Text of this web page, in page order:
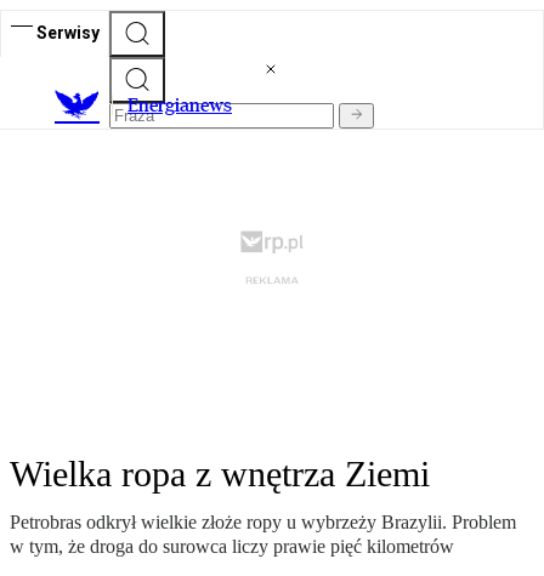
Serwisy
Energianews
Wielka ropa z wnętrza Ziemi
Petrobras odkrył wielkie złoże ropy u wybrzeży Brazylii. Problem
w tym, że droga do surowca liczy prawie pięć kilometrów